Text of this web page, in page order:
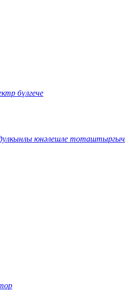
бүлгече
юнәлешле тоташтыргыч